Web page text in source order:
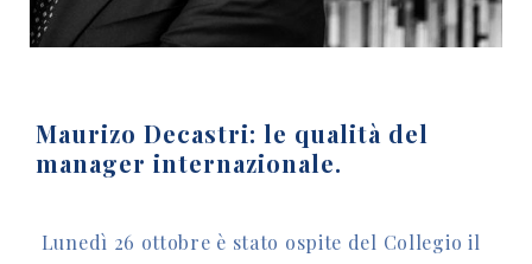
Maurizo Decastri: le qualità del
manager internazionale.
Lunedì 26 ottobre è stato ospite del Collegio il